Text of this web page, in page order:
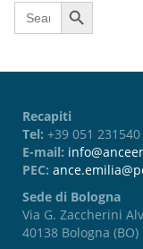
Search
for:
Recapiti
Tel: +39 051 231540
E-mail:
PEC:
Sede di Bologna
Via G. Zaccherini
40138 Bologna (BO)